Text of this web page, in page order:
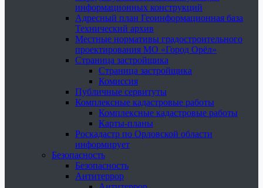
информационных конструкций
Адресный план Геоинформационная база
Технический архив
Местные нормативы градостроительного
проектирования МО «Город Орёл»
Страница застройщика
Страница застройщика
Комиссия
Публичные сервитуты
Комплексные кадастровые работы
Комплексные кадастровые работы
Карты-планы
Роскадастр по Орловской области
информирует
Безопасность
Безопасность
Антитеррор